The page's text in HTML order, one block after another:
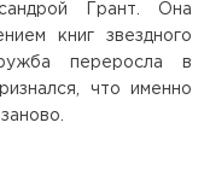
Грант. Она
книг звездного
переросла в
что именно